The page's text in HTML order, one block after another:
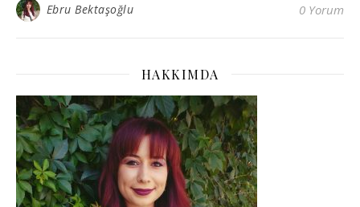
Ebru Bektaşoğlu 0 Yorum
HAKKIMDA